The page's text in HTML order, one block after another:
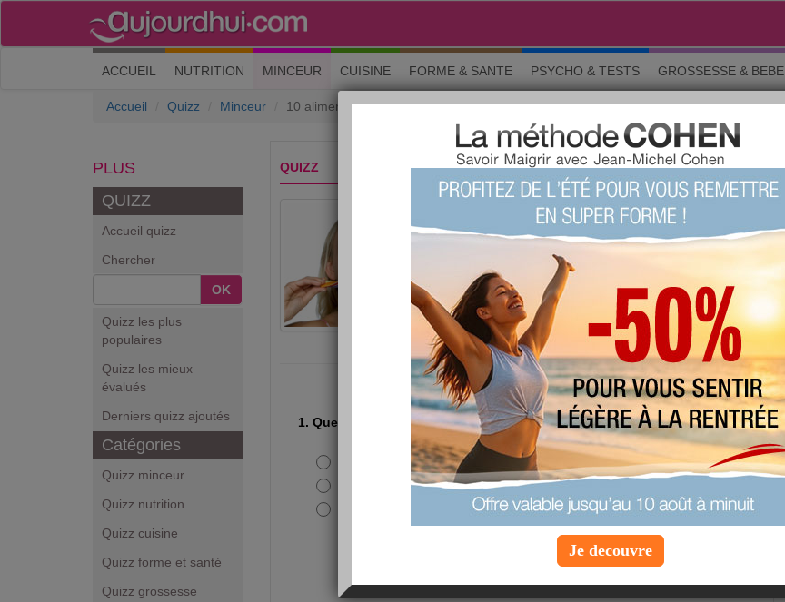
ACCUEIL (current)
NUTRITION MINCEUR CUISINE FORME & SANTE PSYCHO & TESTS GROSSESSE & BEBE
Accueil Quizz Minceur 10 aliments interdits pendant le régime
PLUS
QUIZZ
Accueil quizz
Chercher
OK
Quizz les plus
populaires
Quizz les mieux
évalués
Derniers quizz ajoutés
Catégories
Quizz minceur
Quizz nutrition
Quizz cuisine
Quizz forme et santé
Quizz grossesse
QUIZZ
10 aliments interdits pendant le
régime?
+1977 Le quizz du siècle !(fait
98924 fois)
Score moyen : 73 %
Questions 1 sur 10
1. Quelle boisson est déconseillée lorsque l'on fait un régime ?
Le coca-cola
Le jus de fruit frais
Je decouvre